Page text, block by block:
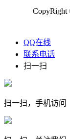
QQ在线
联系电话
扫一扫
扫一扫，手机访问